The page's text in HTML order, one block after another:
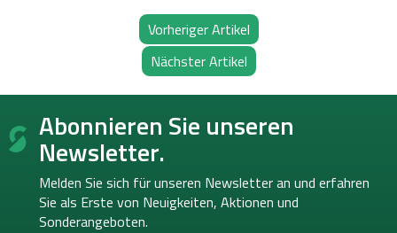
Vorheriger Artikel
Nächster Artikel
F
ß Abonnieren Sie unseren
Newsletter.
Melden Sie sich für unseren Newsletter an und erfahren
Sie als Erste von Neuigkeiten, Aktionen und
Sonderangeboten.